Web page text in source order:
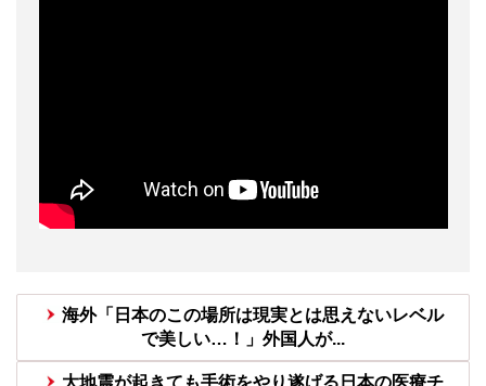
海外「日本のこの場所は現実とは思えないレベル
で美しい…！」外国人が...